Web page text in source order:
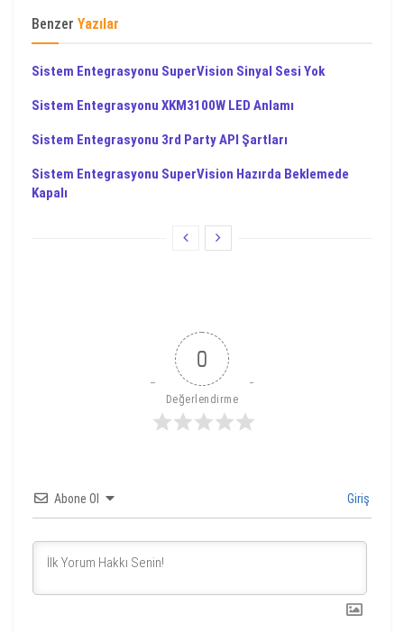
Benzer Yazılar
Sistem Entegrasyonu SuperVision Sinyal Sesi Yok
Sistem Entegrasyonu XKM3100W LED Anlamı
Sistem Entegrasyonu 3rd Party API Şartları
Sistem Entegrasyonu SuperVision Hazırda Beklemede
Kapalı
0
Değerlendirme
Abone Ol Giriş